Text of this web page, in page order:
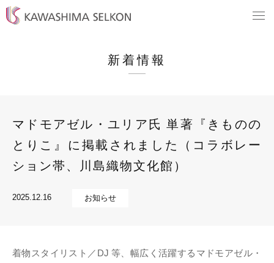
新着情報
マドモアゼル・ユリア氏 単著『きものの
とりこ』に掲載されました（コラボレー
ション帯、川島織物文化館）
2025.12.16 お知らせ
着物スタイリスト／DJ 等、幅広く活躍するマドモアゼル・